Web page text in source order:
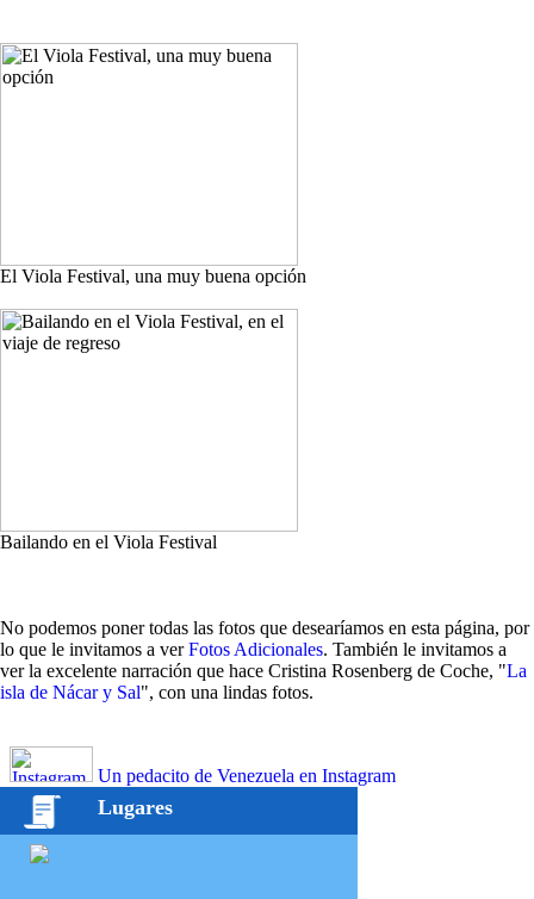
El Viola Festival, una muy buena opción
Bailando en el Viola Festival
No podemos poner todas las fotos que desearíamos en esta página, por
lo que le invitamos a verFotos Adicionales. También le invitamos a
ver la excelente narración que hace Cristina Rosenberg de Coche, "La
isla de Nácar y Sal", con una lindas fotos.
Un pedacito de Venezuela en Instagram
Lugares